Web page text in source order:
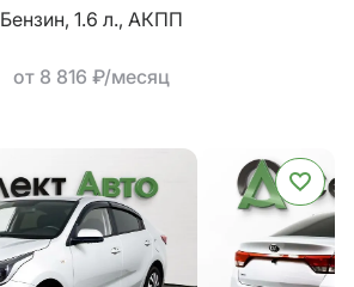
Бензин, 1.6 л., АКПП
от 8 816 ₽/месяц